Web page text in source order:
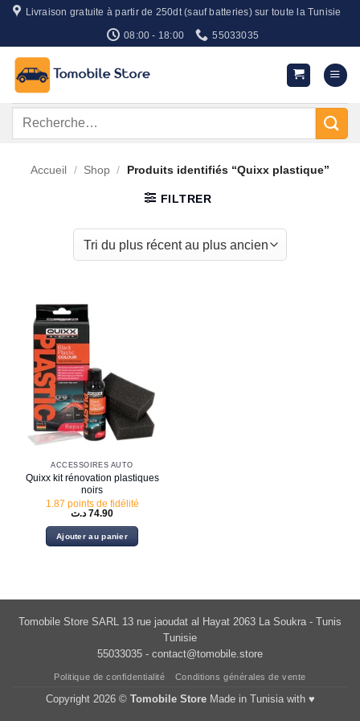
Passer
contenu
Livraison gratuite à partir de 250dt (sauf batteries) sur toute la Tunisie
08:00 - 18:00 55033035
Recherche
Accueil / Shop / Produits identifiés “Quixx plastique”
FILTRER
ACCESSOIRES AUTO
Quixx kit rénovation plastiques
noirs
1.87 points de fidélité
74.90 د.ت
Ajouter au panier
Tomobile Store SARL 13 rue jaoudat al Hayat 2063 La Soukra - Tunis
Tunisie
55033035 - contact@tomobile.store
Politique de confidentialité Conditions générales de vente
Copyright 2026 © Tomobile StoreMade in Tunisia with ♥